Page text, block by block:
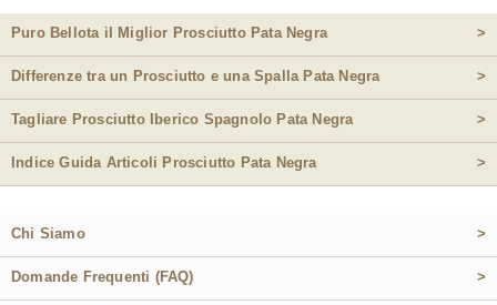
Puro Bellota il Miglior Prosciutto Pata Negra >
Differenze tra un Prosciutto e una Spalla Pata Negra >
Tagliare Prosciutto Iberico Spagnolo Pata Negra >
Indice Guida Articoli Prosciutto Pata Negra >
Chi Siamo >
Domande Frequenti (FAQ) >